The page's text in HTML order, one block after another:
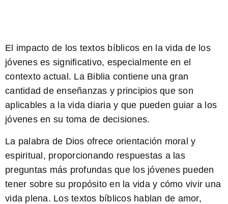
El impacto de los textos bíblicos en la vida de los
jóvenes es significativo, especialmente en el
contexto actual. La Biblia contiene una gran
cantidad de enseñanzas y principios que son
aplicables a la vida diaria y que pueden guiar a los
jóvenes en su toma de decisiones.
La palabra de Dios ofrece orientación moral y
espiritual, proporcionando respuestas a las
preguntas más profundas que los jóvenes pueden
tener sobre su propósito en la vida y cómo vivir una
vida plena. Los textos bíblicos hablan de amor,